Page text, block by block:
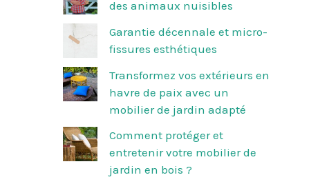
r
des animaux nuisibles
Garantie décennale et micro-
fissures esthétiques
Transformez vos extérieurs en
havre de paix avec un
mobilier de jardin adapté
Comment protéger et
entretenir votre mobilier de
jardin en bois ?